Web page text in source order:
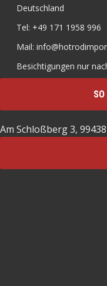
Deutschland
Tel: +49 171 1958 996
Mail:
Besichtigungen nur
Am Schloßberg 3,